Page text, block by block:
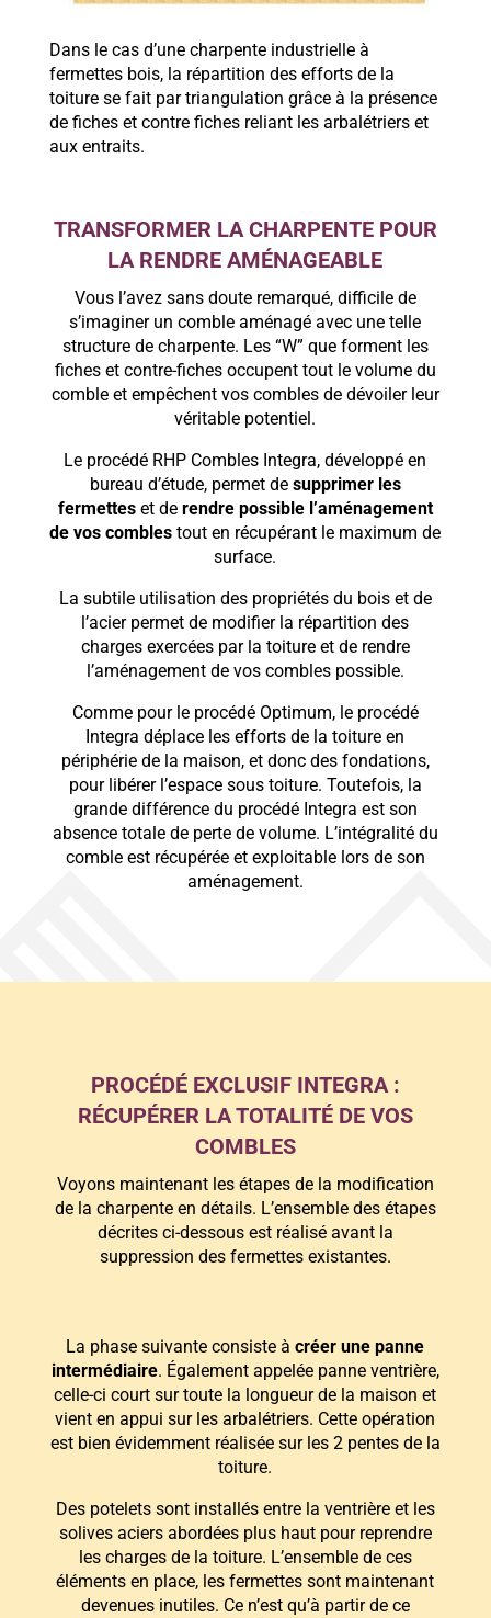
Dans le cas d’une charpente industrielle à
fermettes bois, la répartition des efforts de la
toiture se fait par triangulation grâce à la présence
de fiches et contre fiches reliant les arbalétriers et
aux entraits.
TRANSFORMER LA CHARPENTE POUR
LA RENDRE AMÉNAGEABLE
Vous l’avez sans doute remarqué, difficile de
s’imaginer un comble aménagé avec une telle
structure de charpente. Les “W” que forment les
fiches et contre-fiches occupent tout le volume du
comble et empêchent vos combles de dévoiler leur
véritable potentiel.
Le procédé RHP Combles Integra, développé en
bureau d’étude, permet de supprimer les
fermetteset de rendre possible l’aménagement
de vos combles tout en récupérant le maximum de
surface.
La subtile utilisation des propriétés du bois et de
l’acier permet de modifier la répartition des
charges exercées par la toiture et de rendre
l’aménagement de vos combles possible.
Comme pour le procédé Optimum, le procédé
Integra déplace les efforts de la toiture en
périphérie de la maison, et donc des fondations,
pour libérer l’espace sous toiture. Toutefois, la
grande différence du procédé Integra est son
absence totale de perte de volume. L’intégralité du
comble est récupérée et exploitable lors de son
aménagement.
PROCÉDÉ EXCLUSIF INTEGRA :
RÉCUPÉRER LA TOTALITÉ DE VOS
COMBLES
Voyons maintenant les étapes de la modification
de la charpente en détails. L’ensemble des étapes
décrites ci-dessous est réalisé avant la
suppression des fermettes existantes.
La phase suivante consiste àcréer une panne
intermédiaire. Également appelée panne ventrière,
celle-ci court sur toute la longueur de la maison et
vient en appui sur les arbalétriers. Cette opération
est bien évidemment réalisée sur les 2 pentes de la
toiture.
Des potelets sont installés entre la ventrière et les
solives aciers abordées plus haut pour reprendre
les charges de la toiture. L’ensemble de ces
éléments en place, les fermettes sont maintenant
devenues inutiles. Ce n’est qu’à partir de ce